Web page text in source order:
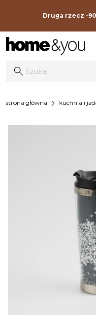
Druga rzecz -
strona główna chevron_right kuchnia i